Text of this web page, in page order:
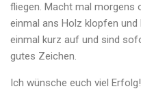
fliegen. Macht mal morgens
einmal ans Holz klopfen
einmal kurz auf und sind
gutes Zeichen.
Ich wünsche euch viel Erfolg!